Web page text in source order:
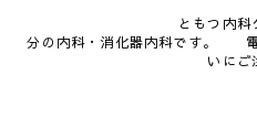
ともつ内科クリニッ
分の内科・消化器内科です。
いにご